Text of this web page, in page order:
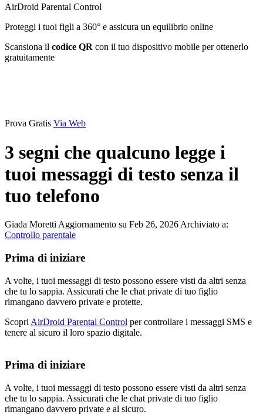
AirDroid Parental Control
Proteggi i tuoi figli a 360° e assicura un equilibrio online
Scansiona il codice QR con il tuo dispositivo mobile per ottenerlo
gratuitamente
Prova Gratis Via Web
3 segni che qualcuno legge i
tuoi messaggi di testo senza il
tuo telefono
Giada Moretti Aggiornamento su Feb 26, 2026 Archiviato a:
Controllo parentale
Prima di iniziare
A volte, i tuoi messaggi di testo possono essere visti da altri senza
che tu lo sappia. Assicurati che le chat private di tuo figlio
rimangano davvero private e protette.
Scopri AirDroid Parental Control per controllare i messaggi SMS e
tenere al sicuro il loro spazio digitale.
Prima di iniziare
A volte, i tuoi messaggi di testo possono essere visti da altri senza
che tu lo sappia. Assicurati che le chat private di tuo figlio
rimangano davvero private e al sicuro.